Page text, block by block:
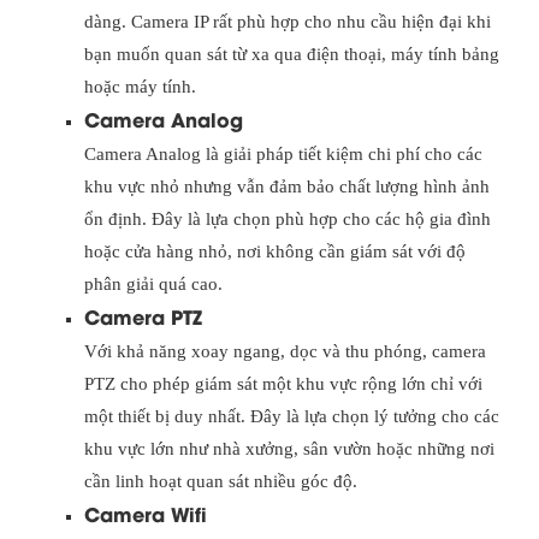
dàng. Camera IP rất phù hợp cho nhu cầu hiện đại khi
bạn muốn quan sát từ xa qua điện thoại, máy tính bảng
hoặc máy tính.
Camera Analog
Camera Analog là giải pháp tiết kiệm chi phí cho các
khu vực nhỏ nhưng vẫn đảm bảo chất lượng hình ảnh
ổn định. Đây là lựa chọn phù hợp cho các hộ gia đình
hoặc cửa hàng nhỏ, nơi không cần giám sát với độ
phân giải quá cao.
Camera PTZ
Với khả năng xoay ngang, dọc và thu phóng, camera
PTZ cho phép giám sát một khu vực rộng lớn chỉ với
một thiết bị duy nhất. Đây là lựa chọn lý tưởng cho các
khu vực lớn như nhà xưởng, sân vườn hoặc những nơi
cần linh hoạt quan sát nhiều góc độ.
Camera Wifi